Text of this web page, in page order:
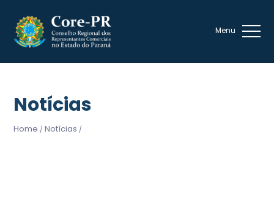
Notícias
Home / Notícias /